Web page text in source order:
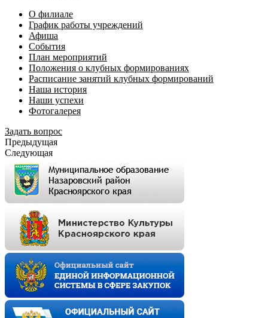
О филиале
График работы учреждений
Афиша
События
План мероприятий
Положения о клубных формированиях
Расписание занятий клубных формирований
Наша история
Наши успехи
Фотогалерея
Задать вопрос
Предыдущая
Следующая